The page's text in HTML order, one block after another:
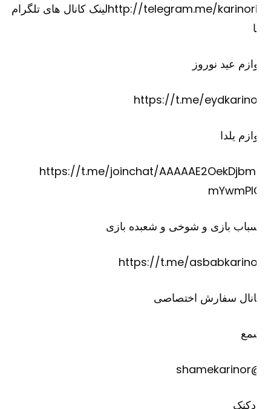
http://telegram.me/karinorirلینک کانال های تلگرام
عید نوروز
https://t.me/
یلدا
https://t.me/joinchat/
بازی و شوخی و شعبده بازی
https://t.me/
سفارش اختصاصی